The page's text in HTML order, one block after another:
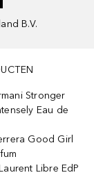
B.V.
Stronger
Eau de
Good Girl
Libre EdP